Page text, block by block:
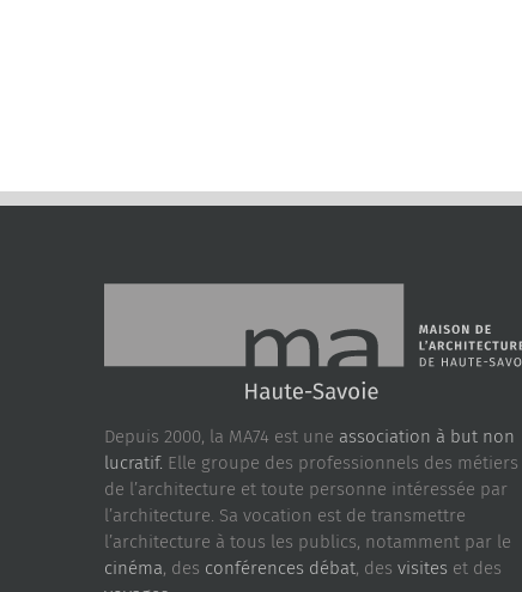
Depuis 2000, la MA74 est une association à but non
lucratif. Elle groupe des professionnels des métiers
de l’architecture et toute personne intéressée par
l’architecture. Sa vocation est de transmettre
l’architecture à tous les publics, notamment par le
cinéma, des conférences débat, des visites et des